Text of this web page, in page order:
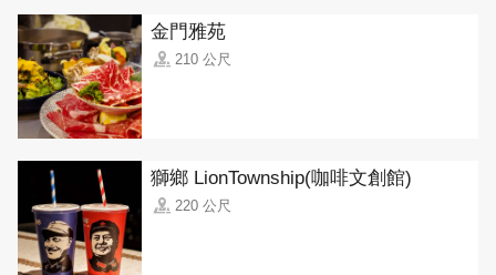
金門雅苑
210 公尺
獅鄉 LionTownship(咖啡文創館)
220 公尺